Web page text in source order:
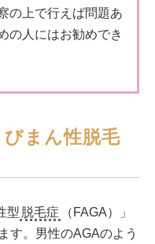
の上で行えば問題あ
の人にはお勧めでき
まん性脱毛
型 脱毛症
（FAGA）」
す。男性のAGAのよう